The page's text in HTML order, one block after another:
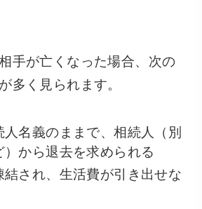
手が亡くなった場合、次の
多く見られます。
人名義のままで、相続人（別
）から退去を求められる
結され、生活費が引き出せな